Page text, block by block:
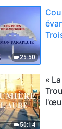
25:50
50:14
«